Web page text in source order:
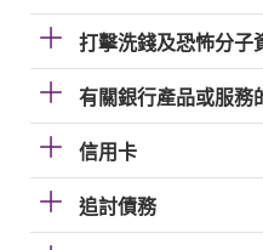
打擊洗錢及恐怖分子
有關銀行產品或服務
信用卡
追討債務